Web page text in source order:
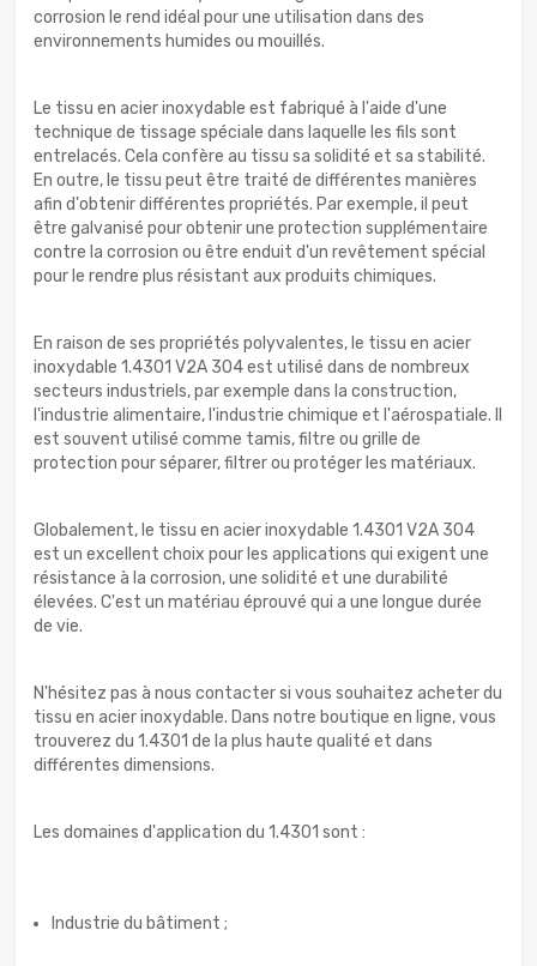
corrosion le rend idéal pour une utilisation dans des
environnements humides ou mouillés.
Le tissu en acier inoxydable est fabriqué à l'aide d'une
technique de tissage spéciale dans laquelle les fils sont
entrelacés. Cela confère au tissu sa solidité et sa stabilité.
En outre, le tissu peut être traité de différentes manières
afin d'obtenir différentes propriétés. Par exemple, il peut
être galvanisé pour obtenir une protection supplémentaire
contre la corrosion ou être enduit d'un revêtement spécial
pour le rendre plus résistant aux produits chimiques.
En raison de ses propriétés polyvalentes, le tissu en acier
inoxydable 1.4301 V2A 304 est utilisé dans de nombreux
secteurs industriels, par exemple dans la construction,
l'industrie alimentaire, l'industrie chimique et l'aérospatiale. Il
est souvent utilisé comme tamis, filtre ou grille de
protection pour séparer, filtrer ou protéger les matériaux.
Globalement, le tissu en acier inoxydable 1.4301 V2A 304
est un excellent choix pour les applications qui exigent une
résistance à la corrosion, une solidité et une durabilité
élevées. C'est un matériau éprouvé qui a une longue durée
de vie.
N'hésitez pas à nous contacter si vous souhaitez acheter du
tissu en acier inoxydable. Dans notre boutique en ligne, vous
trouverez du 1.4301 de la plus haute qualité et dans
différentes dimensions.
Les domaines d'application du 1.4301 sont :
Industrie du bâtiment ;